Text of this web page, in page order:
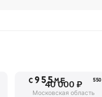
С955МЕ 550
40 000 ₽
Московская область